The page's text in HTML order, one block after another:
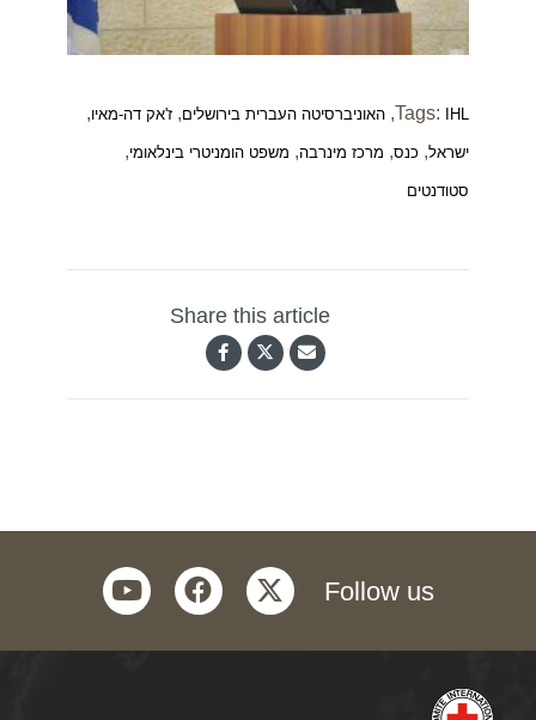
Tags: IHL
, האוניברסיטה העברית בירושלים, ז'אק דה-מאיו,
ישראל, כנס, מרכז מינרבה, משפט הומניטרי בינלאומי,
סטודנטים
Share this article
Follow us
twitter
facebook
youtube